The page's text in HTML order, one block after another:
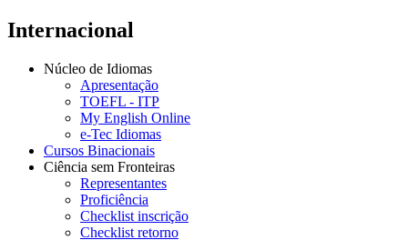
Internacional
Núcleo de Idiomas
Apresentação
TOEFL - ITP
My English Online
e-Tec Idiomas
Cursos Binacionais
Ciência sem Fronteiras
Representantes
Proficiência
Checklist inscrição
Checklist retorno